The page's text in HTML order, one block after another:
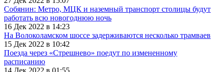
Собянин: Метро, МЦК и наземный транспорт столицы будут
работать всю новогоднюю ночь
16 Дек 2022 в 14:23
На Волоколамском шоссе задерживаются несколько трамваев
15 Дек 2022 в 10:42
Поезда через «Стрешнево» поедут по измененному
расписанию
14 Дек 2022 в 01:55